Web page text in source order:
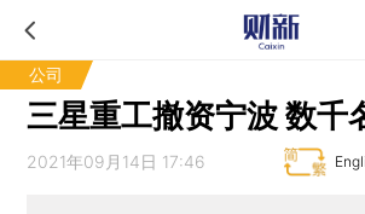
公司
三星重工撤资宁波 数千
2021年09月14日 17:46